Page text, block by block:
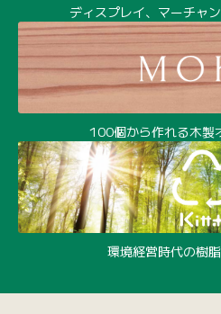
ディスプレイ、マーチャ
100個から作れる木製
環境経営時代の樹